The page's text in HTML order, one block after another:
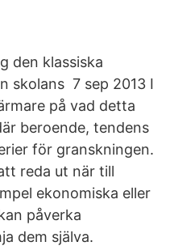
den klassiska
skolans 7 sep 2013 I
på vad detta
beroende, tendens
för granskningen.
reda ut när till
ekonomiska eller
påverka
dem själva.